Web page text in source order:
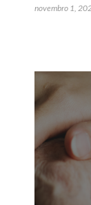
novembro 1,